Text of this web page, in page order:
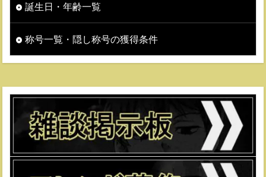
誕生日・年齢一覧
称号一覧・隠し称号の獲得条件